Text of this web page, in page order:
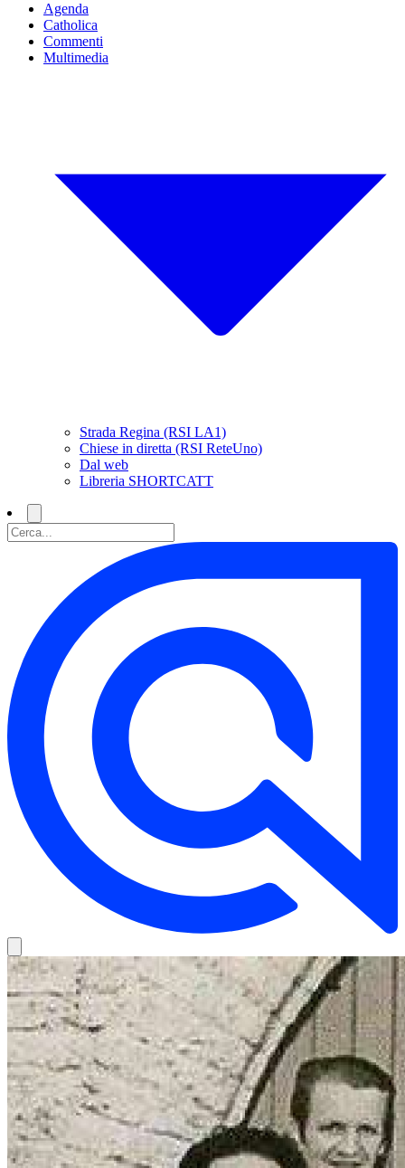
Agenda
Catholica
Commenti
Multimedia
Strada Regina (RSI LA1)
Chiese in diretta (RSI ReteUno)
Dal web
Libreria SHORTCATT